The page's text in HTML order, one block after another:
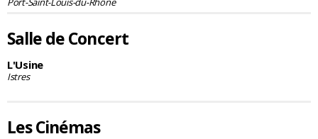
Salle de Concert
L'Usine
Istres
Les Cinémas